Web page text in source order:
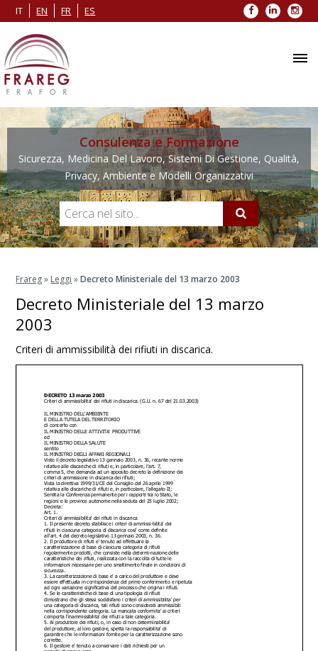
IT EN FR ES Facebook
LinkedIn
Consulenza e Formazione
Sicurezza, Medicina Del Lavoro, Sistemi Di Gestione, Qualità,
Privacy, Ambiente e Modelli Organizzativi
Frareg» Leggi »Decreto Ministeriale del 13 marzo 2003
Decreto Ministeriale del 13 marzo
2003
Criteri di ammissibilità dei rifiuti in discarica.